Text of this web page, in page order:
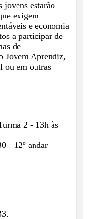
jovens estarão
exigem
e economia
a participar de
de
Jovem Aprendiz,
ou em outras
2 - 13h às
- 12º andar -